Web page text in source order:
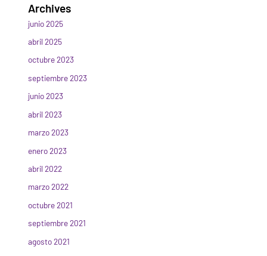
Archives
junio 2025
abril 2025
octubre 2023
septiembre 2023
junio 2023
abril 2023
marzo 2023
enero 2023
abril 2022
marzo 2022
octubre 2021
septiembre 2021
agosto 2021